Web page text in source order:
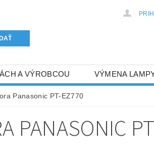
A VÝROBCOU VÝMENA
Panasonic PT-EZ770
PANASONIC